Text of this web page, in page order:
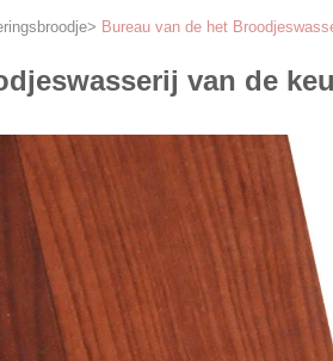
> Bureau van de het
van de